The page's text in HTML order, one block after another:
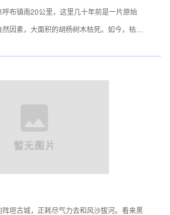
布镇南20公里，这里几十年前是一片原始
因素，大面积的胡杨树木枯死。如今，枯木
垣古城，正耗尽气力去和风沙拔河。看来黑